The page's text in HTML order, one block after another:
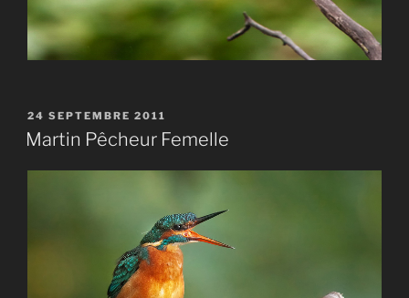
PUBLIÉ
LE
24 SEPTEMBRE 2011
Martin Pêcheur Femelle